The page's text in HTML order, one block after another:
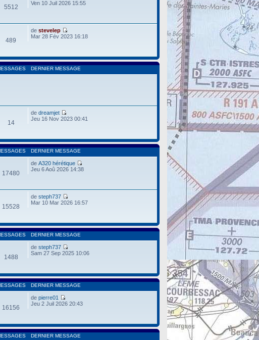
5512
Ven 10 Juil 2026 15:55
489
de stevelep
Mar 28 Fév 2023 16:18
DERNIER MESSAGE
14
de dreamjet
Jeu 16 Nov 2023 00:41
DERNIER MESSAGE
17480
de A320 hérétique
Jeu 6 Aoû 2026 14:38
15528
de steph737
Mar 10 Mar 2026 16:57
DERNIER MESSAGE
1488
de steph737
Sam 27 Sep 2025 10:06
DERNIER MESSAGE
16156
de pierre01
Jeu 2 Juil 2026 20:43
DERNIER MESSAGE